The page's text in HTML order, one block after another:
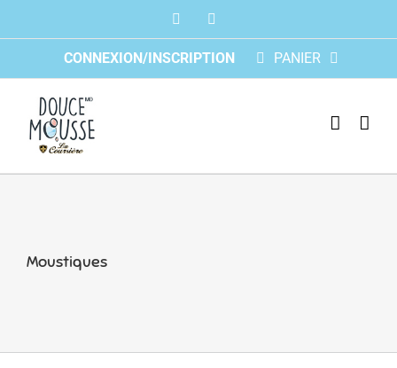
Facebook
CONNEXION/INSCRIPTION PANIER
Moustiques